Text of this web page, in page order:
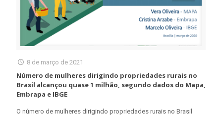
8 de março de 2021
Número de mulheres dirigindo propriedades rurais no
Brasil alcançou quase 1 milhão, segundo dados do Mapa,
Embrapa e IBGE
O número de mulheres dirigindo propriedades rurais no Brasil